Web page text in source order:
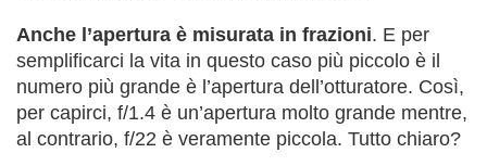
Anche l’apertura è misurata in frazioni. E per
semplificarci la vita in questo caso più piccolo è il
numero più grande è l’apertura dell’otturatore. Così,
per capirci, f/1.4 è un’apertura molto grande mentre,
al contrario, f/22 è veramente piccola. Tutto chiaro?